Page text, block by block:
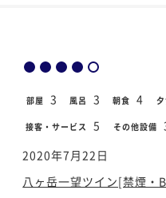
部屋 3 風呂 3 朝食 4
接客・サービス 5 その他設備
2020年7月22日
八ヶ岳一望ツイン[禁煙・